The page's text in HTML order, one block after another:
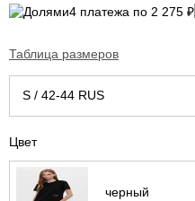
4 платежа по 2 275 ₽
Таблица размеров
S / 42-44 RUS
Цвет
черный